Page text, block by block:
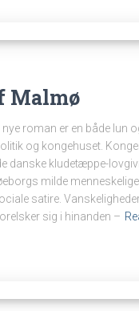
Malmø
roman er en både lun
og kongehuset.
danske kludetæppe-
milde
satire.
sig i hinanden –